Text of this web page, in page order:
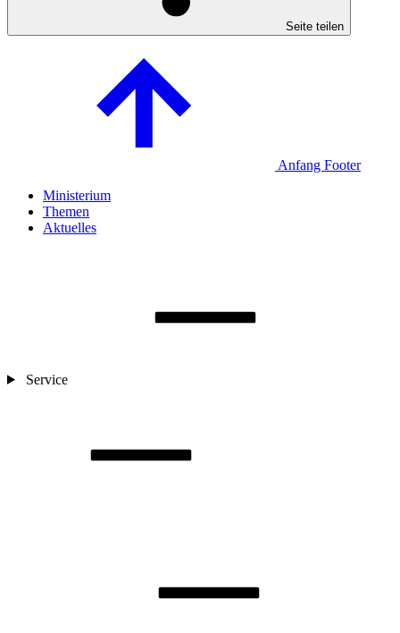
Seite teilen
Anfang Footer
Ministerium
Themen
Aktuelles
Service